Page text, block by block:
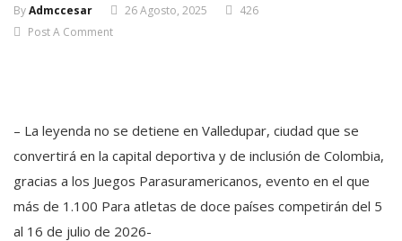
ByAdmccesar 26 Agosto, 2025
426
Post A Comment
– La leyenda no se detiene en Valledupar, ciudad que se
convertirá en la capital deportiva y de inclusión de Colombia,
gracias a los Juegos Parasuramericanos, evento en el que
más de 1.100 Para atletas de doce países competirán del 5
al 16 de julio de 2026-